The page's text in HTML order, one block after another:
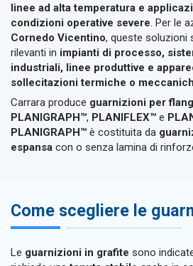
linee ad alta temperatura e
condizioni operative severe . Per le
Cornedo Vicentino, queste soluzioni
rilevanti in impianti di processo,
industriali, linee produttive e
sollecitazioni termiche o
Carrara produce guarnizioni per
PLANIGRAPH™, PLANIFLEX™ e
PLANIGRAPH™ è costituita da
espansa con o senza lamina di
Come scegliere le
Le guarnizioni in grafite sono